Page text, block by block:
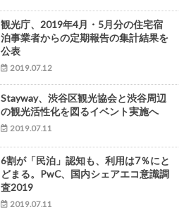
観光庁、2019年4月・5月分の住宅宿
泊事業者からの定期報告の集計結果を
公表
2019.07.12
Stayway、渋谷区観光協会と渋谷周辺
の観光活性化を図るイベント実施へ
2019.07.11
6割が「民泊」認知も、利用は7％にと
どまる。PwC、国内シェアエコ意識調
査2019
2019.07.11